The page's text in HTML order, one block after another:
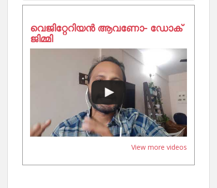
വെജിറ്റേറിയൻ ആവണോ- ഡോക്
ജിമ്മി
View more videos